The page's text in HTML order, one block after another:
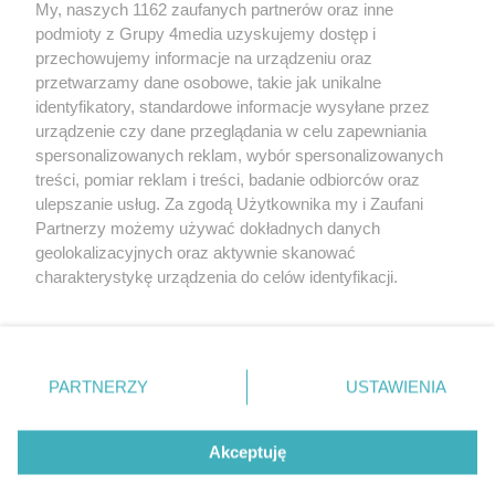
Redakcja Reklama Prywatność
Praca Łódź
the:protocol
Facebook.com
Youtube.com
My, naszych 1162 zaufanych partnerów oraz inne
podmioty z Grupy 4media uzyskujemy dostęp i
przechowujemy informacje na urządzeniu oraz
przetwarzamy dane osobowe, takie jak unikalne
identyfikatory, standardowe informacje wysyłane przez
urządzenie czy dane przeglądania w celu zapewniania
spersonalizowanych reklam, wybór spersonalizowanych
treści, pomiar reklam i treści, badanie odbiorców oraz
ulepszanie usług. Za zgodą Użytkownika my i Zaufani
Partnerzy możemy używać dokładnych danych
geolokalizacyjnych oraz aktywnie skanować
charakterystykę urządzenia do celów identyfikacji.
zmienić/wycofać klikając przycisk ustawień prywatności
znajdujący się w lewym dolnym rogu strony
. Niektóre
użytkownika, ale masz prawo sprzeciwić się takiemu
przetwarzaniu. Preferencje będą miały zastosowania tylko
PARTNERZY USTAWIENIA
Akceptuję